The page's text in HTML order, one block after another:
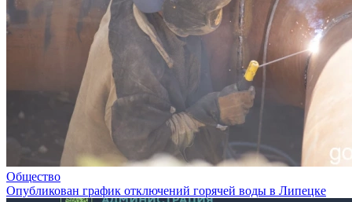
Общество
Опубликован график отключений горячей воды в Липецке